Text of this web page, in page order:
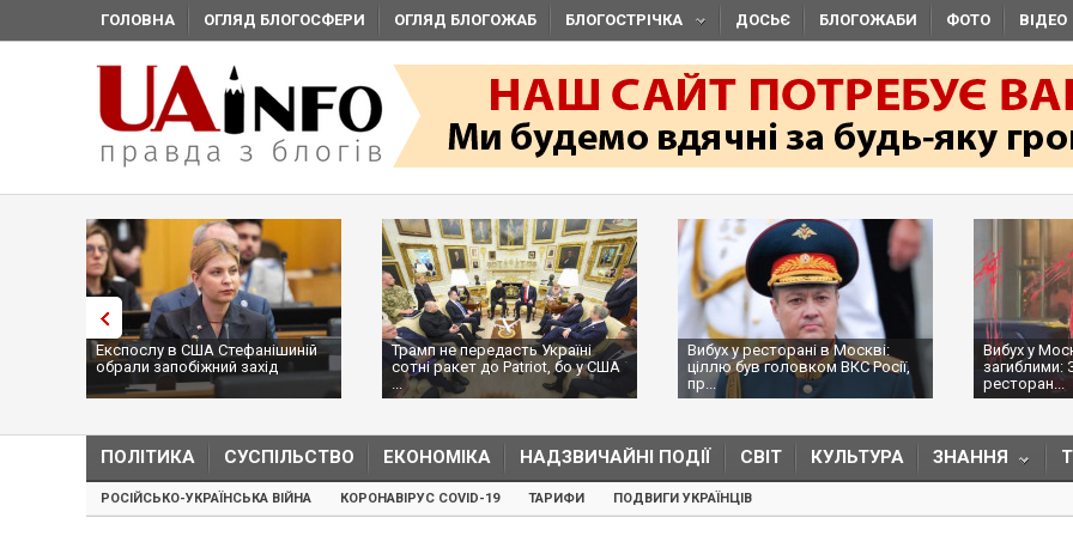
ГОЛОВНА ОГЛЯД БЛОГОСФЕРИ ОГЛЯД БЛОГОЖАБ БЛОГОСТРІЧКА ДОСЬЄ БЛОГОЖАБИ ФОТО ВІДЕО
Експослу в США Стефанішиній
обрали запобіжний захід
Трамп не передасть Україні
сотні ракет до Patriot, бо у США
...
Вибух у ресторані в Москві:
ціллю був головком ВКС Росії,
пр...
Вибух у
загиблими:
ресторан...
ПОЛІТИКА СУСПІЛЬСТВО ЕКОНОМІКА НАДЗВИЧАЙНІ ПОДІЇ СВІТ КУЛЬТУРА ЗНАННЯ
РОСІЙСЬКО-УКРАЇНСЬКА ВІЙНА КОРОНАВІРУС COVID-19 ТАРИФИ ПОДВИГИ УКРАЇНЦІВ